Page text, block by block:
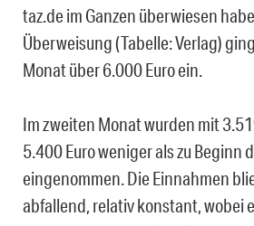
taz.de im Ganzen überwiesen
Überweisung (Tabelle: Verlag)
Monat über 6.000 Euro ein.
Im zweiten Monat wurden mit
5.400 Euro weniger als zu Beginn
eingenommen. Die Einnahmen
abfallend, relativ konstant, wobei